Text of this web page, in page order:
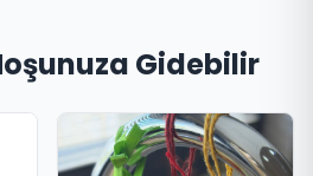
Gidebilir